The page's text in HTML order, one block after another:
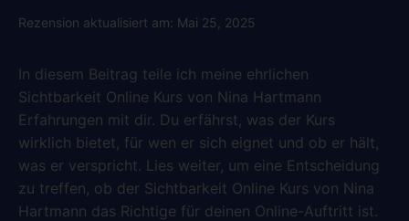
Rezension aktualisiert am: Mai 25, 2025
In diesem Beitrag teile ich meine ehrlichen
Sichtbarkeit Online Kurs von Nina Hartmann
Erfahrungen mit dir. Du erfährst, was der Kurs
wirklich bietet, für wen er sich eignet und ob er hält,
was er verspricht. Lies weiter, um eine Entscheidung
zu treffen, ob der Sichtbarkeit Online Kurs von Nina
Hartmann das Richtige für deinen Online-Auftritt ist.